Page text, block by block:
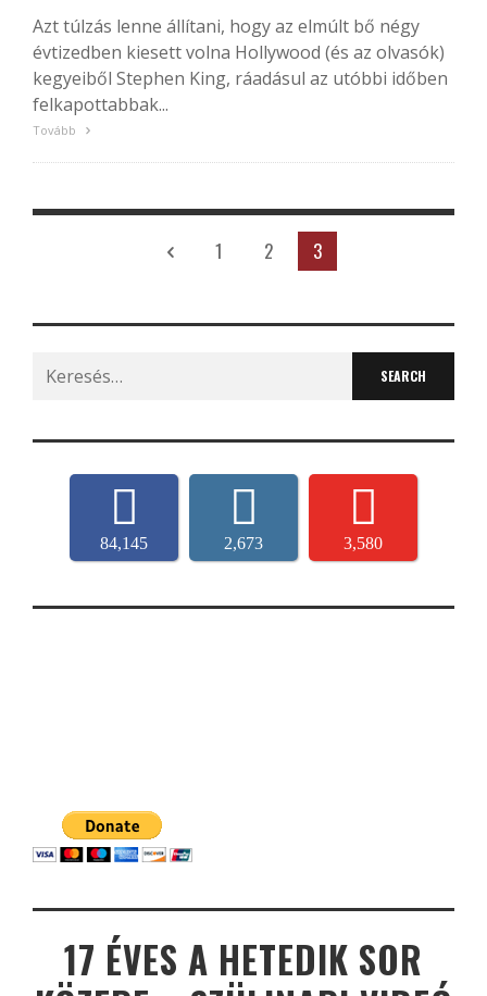
Azt túlzás lenne állítani, hogy az elmúlt bő négy
évtizedben kiesett volna Hollywood (és az olvasók)
kegyeiből Stephen King, ráadásul az utóbbi időben
felkapottabbak...
Tovább
1 2 3
Search
for:
84,145 2,673 3,580
17 ÉVES A HETEDIK SOR